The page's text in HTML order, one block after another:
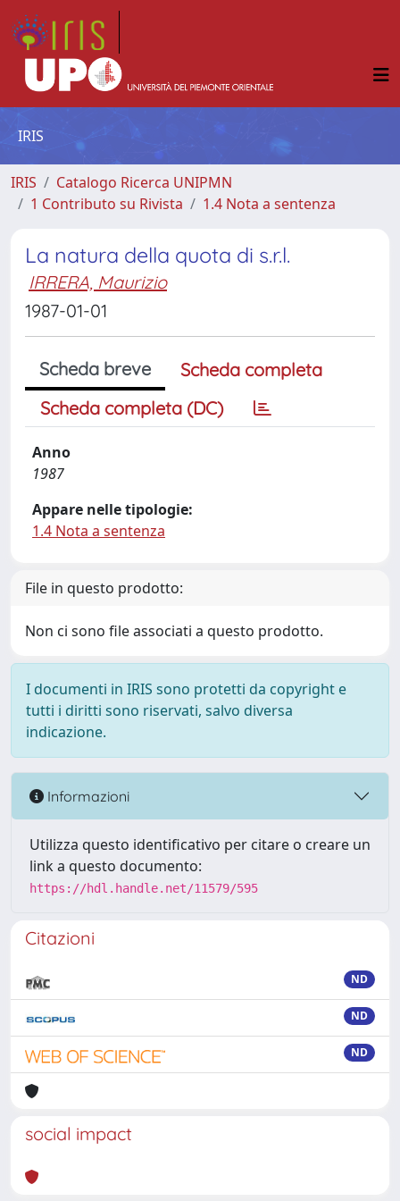
IRIS
IRIS
Catalogo Ricerca UNIPMN
1 Contributo su Rivista
1.4 Nota a sentenza
La natura della quota di s.r.l.
IRRERA, Maurizio
1987-01-01
Scheda breve
Scheda completa
Scheda completa (DC)
Anno
1987
Appare nelle tipologie:
1.4 Nota a sentenza
File in questo prodotto:
Non ci sono file associati a questo prodotto.
I documenti in IRIS sono protetti da copyright e
tutti i diritti sono riservati, salvo diversa
indicazione.
Informazioni
Utilizza questo identificativo per citare o creare un
link a questo documento:
https://hdl.handle.net/11579/595
Citazioni
ND
ND
ND
social impact